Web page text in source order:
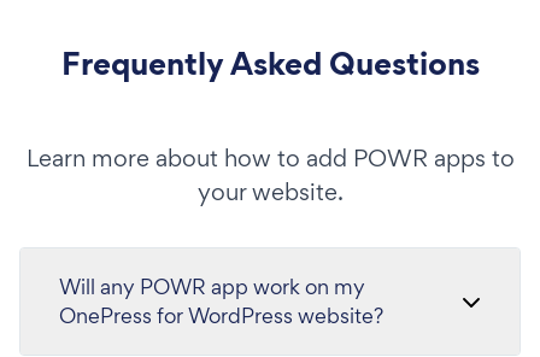
Frequently Asked Questions
Learn more about how to add POWR apps to
your website.
Will any POWR app work on my
OnePress for WordPress website?